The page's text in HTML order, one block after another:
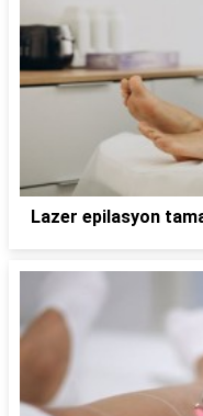
Lazer epilasyon